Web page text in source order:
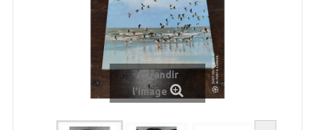
Agrandir
l'image